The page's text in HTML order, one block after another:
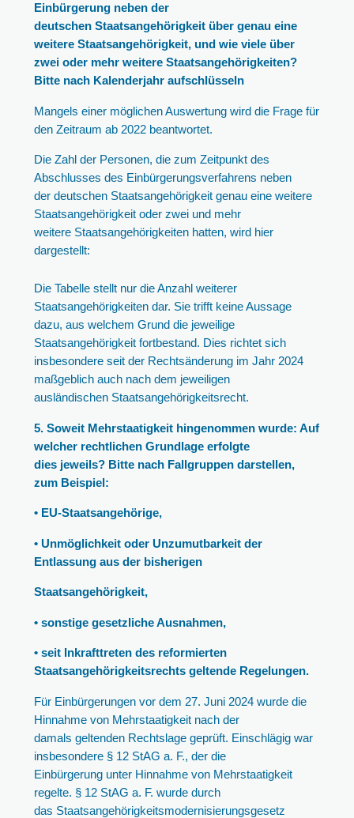
Einbürgerung neben der
deutschen Staatsangehörigkeit über genau eine
weitere Staatsangehörigkeit, und wie viele über
zwei oder mehr weitere Staatsangehörigkeiten?
Bitte nach Kalenderjahr aufschlüsseln
Mangels einer möglichen Auswertung wird die Frage für
den Zeitraum ab 2022 beantwortet.
Die Zahl der Personen, die zum Zeitpunkt des
Abschlusses des Einbürgerungsverfahrens neben
der deutschen Staatsangehörigkeit genau eine weitere
Staatsangehörigkeit oder zwei und mehr
weitere Staatsangehörigkeiten hatten, wird hier
dargestellt:
Die Tabelle stellt nur die Anzahl weiterer
Staatsangehörigkeiten dar. Sie trifft keine Aussage
dazu, aus welchem Grund die jeweilige
Staatsangehörigkeit fortbestand. Dies richtet sich
insbesondere seit der Rechtsänderung im Jahr 2024
maßgeblich auch nach dem jeweiligen
ausländischen Staatsangehörigkeitsrecht.
5. Soweit Mehrstaatigkeit hingenommen wurde: Auf
welcher rechtlichen Grundlage erfolgte
dies jeweils? Bitte nach Fallgruppen darstellen,
zum Beispiel:
• EU-Staatsangehörige,
• Unmöglichkeit oder Unzumutbarkeit der
Entlassung aus der bisherigen
Staatsangehörigkeit,
• sonstige gesetzliche Ausnahmen,
• seit Inkrafttreten des reformierten
Staatsangehörigkeitsrechts geltende Regelungen.
Für Einbürgerungen vor dem 27. Juni 2024 wurde die
Hinnahme von Mehrstaatigkeit nach der
damals geltenden Rechtslage geprüft. Einschlägig war
insbesondere § 12 StAG a. F., der die
Einbürgerung unter Hinnahme von Mehrstaatigkeit
regelte. § 12 StAG a. F. wurde durch
das Staatsangehörigkeitsmodernisierungsgesetz